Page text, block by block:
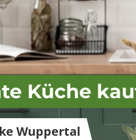
Küche
Wuppertal